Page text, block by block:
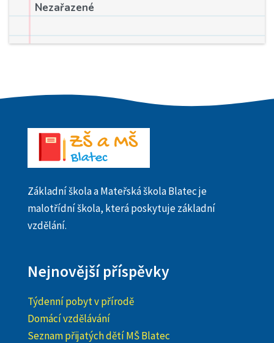
Nezařazené
Základní škola a Mateřská škola Blatec je
malotřídní škola, která poskytuje základní
vzdělání.
Nejnovější příspěvky
Týdenní pobyt v přírodě
Domácí vzdělávání
Seznam přijatých dětí MŠ Blatec